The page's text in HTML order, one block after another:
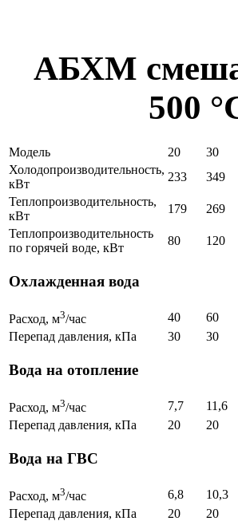
АБХМ
500
Модель 20 30
Холодопроизводительность,
кВт
233 349
Теплопроизводительность,
кВт
179 269
Теплопроизводительность
по горячей воде, кВт
80 120
Охлажденная вода
Расход, м3/час 40 60
Перепад давления, кПа
30 30
Вода на отопление
Расход, м3/час 7,7 11,6
Перепад давления, кПа
20 20
Вода на ГВС
Расход, м3/час 6,8 10,3
Перепад давления, кПа
20 20